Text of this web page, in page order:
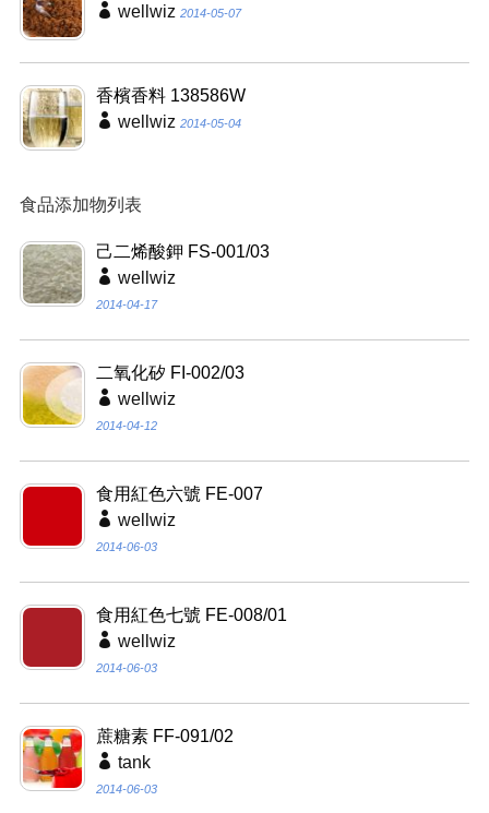
wellwiz 2014-05-07
香檳香料 138586W
wellwiz 2014-05-04
食品添加物列表
己二烯酸鉀 FS-001/03
wellwiz
2014-04-17
二氧化矽 FI-002/03
wellwiz
2014-04-12
食用紅色六號 FE-007
wellwiz
2014-06-03
食用紅色七號 FE-008/01
wellwiz
2014-06-03
蔗糖素 FF-091/02
tank
2014-06-03